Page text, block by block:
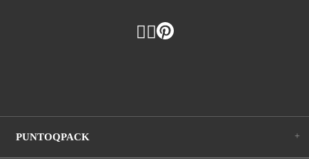
PUNTOQPACK +